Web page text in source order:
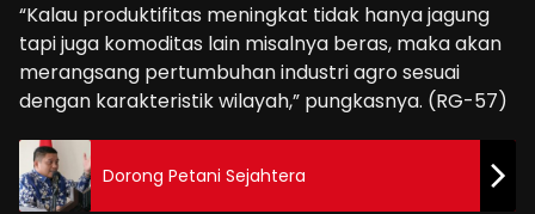
“Kalau produktifitas meningkat tidak hanya jagung
tapi juga komoditas lain misalnya beras, maka akan
merangsang pertumbuhan industri agro sesuai
dengan karakteristik wilayah,” pungkasnya. (RG-57)
Dorong Petani Sejahtera